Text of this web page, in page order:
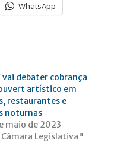
WhatsApp
vai debater cobrança
artístico em
restaurantes e
noturnas
maio de 2023
Legislativa"